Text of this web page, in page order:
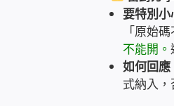
要特別小
「原始
不能開。
如何回應
式納入，